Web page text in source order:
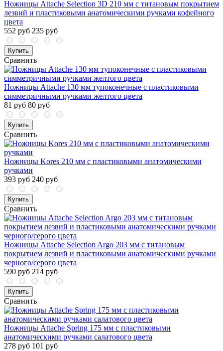
Ножницы Attache Selection 3D 210 мм с титановым покрытием
лезвий и пластиковыми анатомическими ручками кофейного
цвета
552 руб 235 руб
Купить
Сравнить
Ножницы Attache 130 мм тупоконечные с пластиковыми
симметричными ручками желтого цвета
81 руб 80 руб
Купить
Сравнить
Ножницы Kores 210 мм c пластиковыми анатомическими
ручками
393 руб 240 руб
Купить
Сравнить
Ножницы Attache Selection Argo 203 мм с титановым
покрытием лезвий и пластиковыми анатомическими ручками
черного/серого цвета
590 руб 214 руб
Купить
Сравнить
Ножницы Attache Spring 175 мм с пластиковыми
анатомическими ручками салатового цвета
278 руб 101 руб